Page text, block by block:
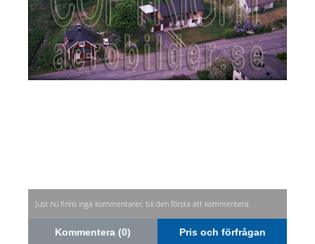
Just nu finns inga kommentarer, bli den första att kommentera.
Kommentera (0) Pris och förfrågan